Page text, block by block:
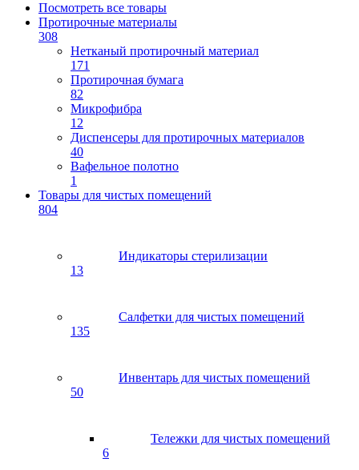
Посмотреть все товары
Протирочные материалы
308
Нетканый протирочный материал
171
Протирочная бумага
82
Микрофибра
12
Диспенсеры для протирочных материалов
40
Вафельное полотно
1
Товары для чистых помещений
804
Индикаторы стерилизации
13
Салфетки для чистых помещений
135
Инвентарь для чистых помещений
50
Тележки для чистых помещений
6